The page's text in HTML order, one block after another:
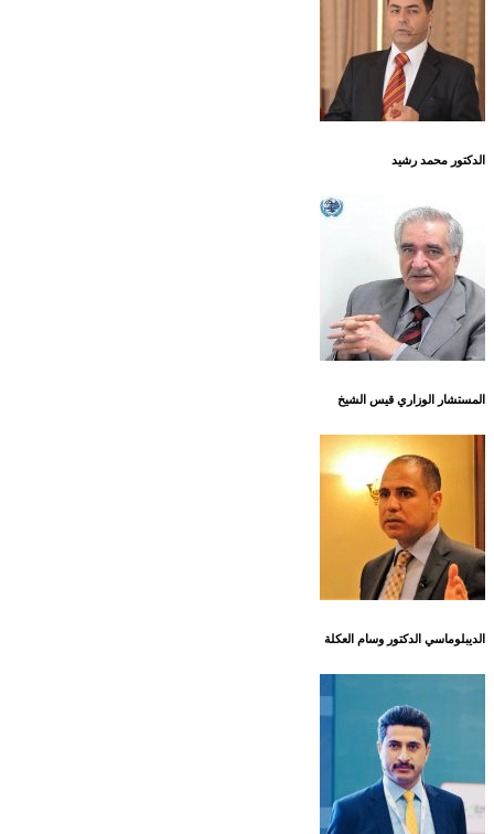
الدكتور محمد رشيد
المستشار الوزاري قيس الشيخ
الديبلوماسي الدكتور وسام العكلة